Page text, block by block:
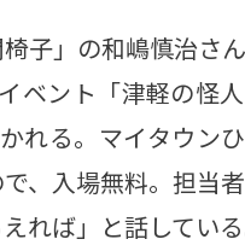
子」の和嶋慎治さ
ベント「津軽の怪
れる。マイタウン
、入場無料。担当
れば」と話している